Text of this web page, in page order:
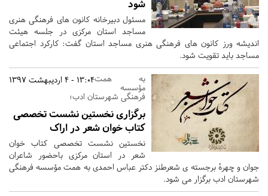
شود
مسئول دبیرخانه کانون های فرهنگی هنری
مساجد استان مرکزی در جلسه هیئت
اندیشه ورز کانون های فرهنگی هنری مساجد استان گفت: کارکرد اجتماعی
مساجد باید تقویت شود.
13:04 - 4 اردیبهشت 1397به همت
مؤسسه
فرهنگی شهرستان ادب؛
برگزاری نخستین نشست تخصصی
کتاب خوان شعر در اراک
نخستین نشست تخصصی کتاب خوان
شعر در استان مرکزی باحضور شاعران
جوان و چهرهٔ برجسته ی شعرطنز دکتر عباس احمدی به همت مؤسسه فرهنگی
شهرستان ادب برگزار می شود.